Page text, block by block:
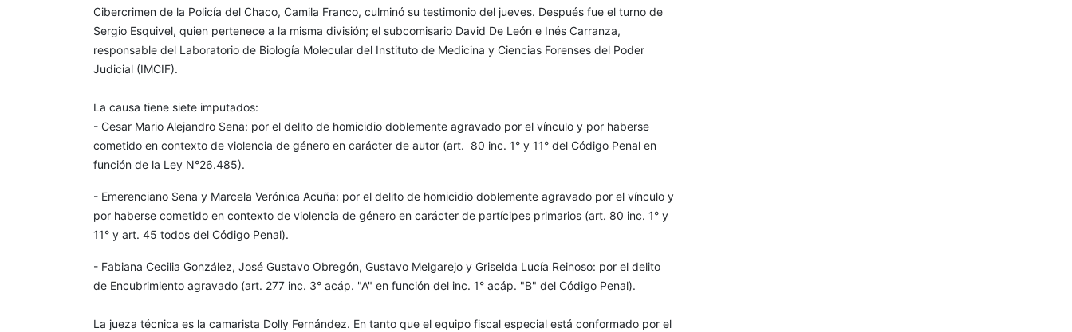
Cibercrimen de la Policía del Chaco, Camila Franco, culminó su testimonio del jueves. Después fue el turno de
Sergio Esquivel, quien pertenece a la misma división; el subcomisario David De León e Inés Carranza,
responsable del Laboratorio de Biología Molecular del Instituto de Medicina y Ciencias Forenses del Poder
Judicial (IMCIF).
La causa tiene siete imputados:
- Cesar Mario Alejandro Sena: por el delito de homicidio doblemente agravado por el vínculo y por haberse
cometido en contexto de violencia de género en carácter de autor (art. 80 inc. 1° y 11° del Código Penal en
función de la Ley N°26.485).
- Emerenciano Sena y Marcela Verónica Acuña: por el delito de homicidio doblemente agravado por el vínculo y
por haberse cometido en contexto de violencia de género en carácter de partícipes primarios (art. 80 inc. 1° y
11° y art. 45 todos del Código Penal).
- Fabiana Cecilia González, José Gustavo Obregón, Gustavo Melgarejo y Griselda Lucía Reinoso: por el delito
de Encubrimiento agravado (art. 277 inc. 3° acáp. "A" en función del inc. 1° acáp. "B" del Código Penal).
La jueza técnica es la camarista Dolly Fernández. En tanto que el equipo fiscal especial está conformado por el